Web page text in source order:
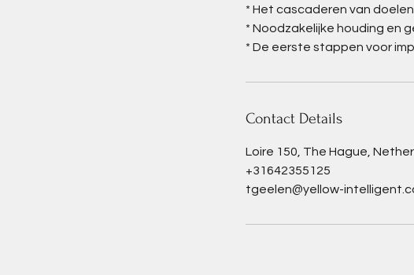
* Het cascaderen van
* Noodzakelijke houding en
* De eerste stappen voor
Contact Details
Loire 150, The Hague,
+31642355125
tgeelen@yellow-